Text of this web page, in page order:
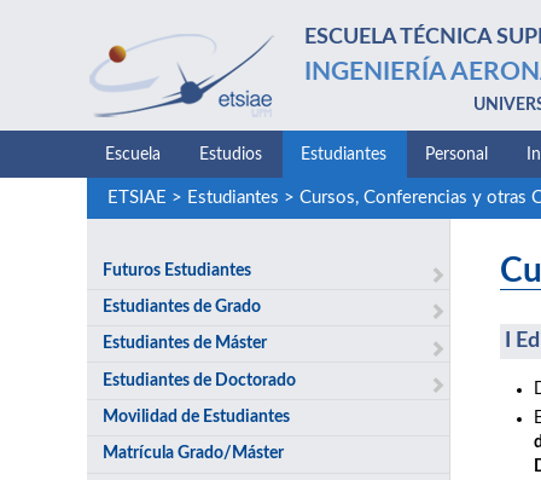
ESCUELA TÉCNICA
INGENIERÍA
Escuela Estudios Estudiantes Personal
ETSIAE > Estudiantes > Cursos, Conferencias y otras
Futuros Estudiantes
Estudiantes de Grado
Estudiantes de Máster
Estudiantes de Doctorado
Movilidad de Estudiantes
Matrícula Grado/Máster
I